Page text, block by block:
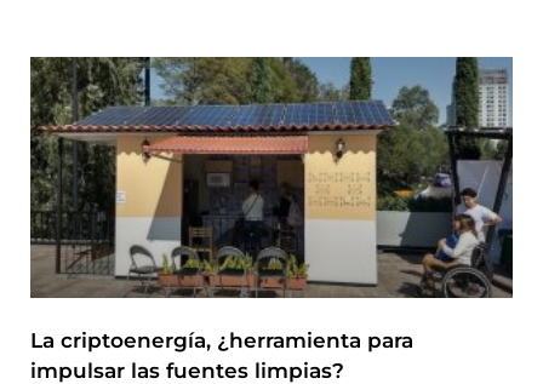
La criptoenergía, ¿herramienta para
impulsar las fuentes limpias?